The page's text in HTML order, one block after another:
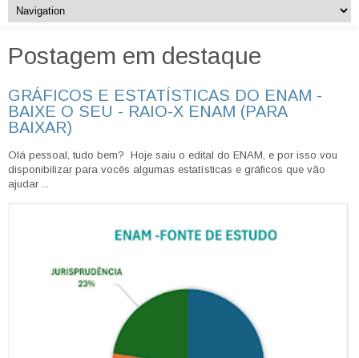
Postagem em destaque
GRÁFICOS E ESTATÍSTICAS DO ENAM -
BAIXE O SEU - RAIO-X ENAM (PARA
BAIXAR)
Olá pessoal, tudo bem? Hoje saiu o edital do ENAM, e por isso vou
disponibilizar para vocês algumas estatísticas e gráficos que vão
ajudar ...